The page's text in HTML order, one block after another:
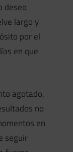
deseo
largo y
por el
en que
agotado,
no
en
seguir